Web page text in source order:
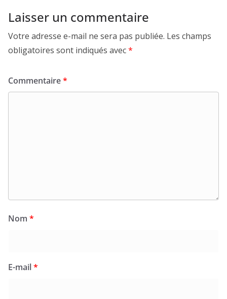
Laisser un commentaire
Votre adresse e-mail ne sera pas publiée. Les champs
obligatoires sont indiqués avec*
Commentaire*
Nom *
E-mail*